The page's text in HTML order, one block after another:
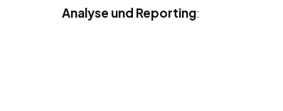
Analyse und Reporting: